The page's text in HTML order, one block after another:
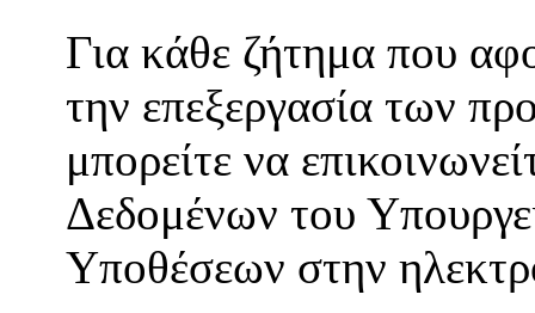
Για κάθε ζήτημα που
την επεξεργασία των
μπορείτε να
Δεδομένων του
Υποθέσεων στην